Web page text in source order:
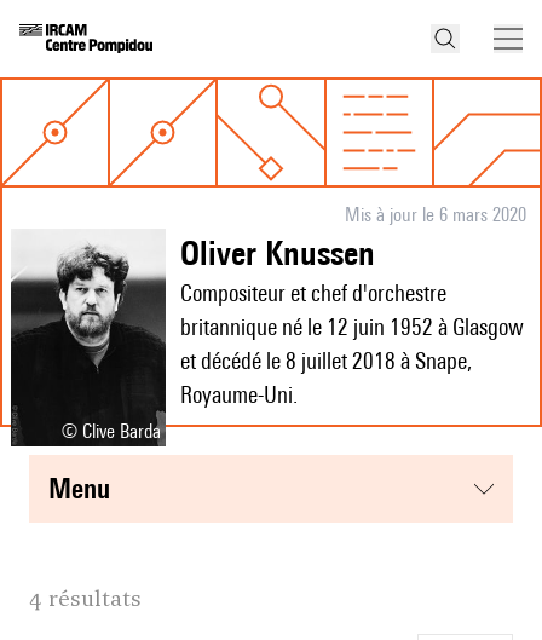
© Clive Barda
Mis à jour le 6 mars 2020
Oliver Knussen
Compositeur et chef d'orchestre
britannique né le 12 juin 1952 à Glasgow
et décédé le 8 juillet 2018 à Snape,
Royaume-Uni.
menu
4 résultats